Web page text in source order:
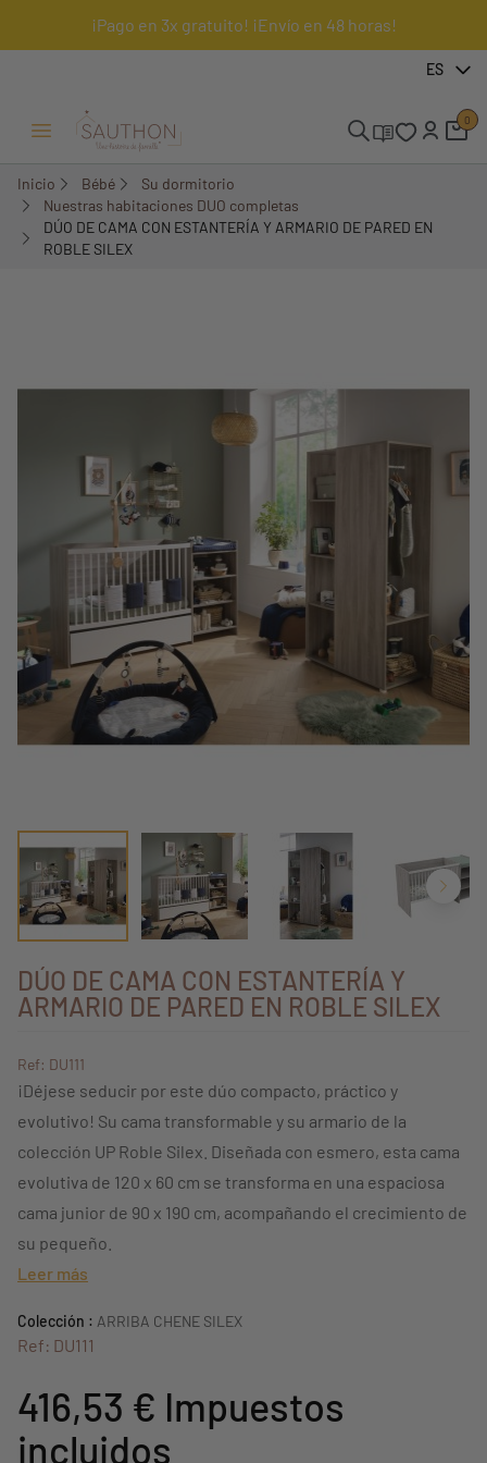
¡Pago en 3x gratuito! ¡Envío en 48 horas!
ES
Menú Abrir/Cerrar
0
Inicio Bébé
Su dormitorio
Nuestras habitaciones DUO completas
DÚO DE CAMA CON ESTANTERÍA Y ARMARIO DE PARED EN
ROBLE SILEX
DÚO DE CAMA CON ESTANTERÍA Y
ARMARIO DE PARED EN ROBLE SILEX
Ref: DU111
¡Déjese seducir por este dúo compacto, práctico y
evolutivo! Su cama transformable y su armario de la
colección UP Roble Silex. Diseñada con esmero, esta cama
evolutiva de 120 x 60 cm se transforma en una espaciosa
cama junior de 90 x 190 cm, acompañando el crecimiento de
su pequeño.
Leer más
Colección : ARRIBA CHENE SILEX
Ref: DU111
416,53 € Impuestos
incluidos